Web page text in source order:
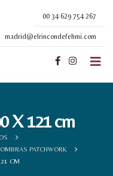
00 34 629 754 267
madrid@elrincondefehmi.com
X 121 cm
PATCHWORK
CM